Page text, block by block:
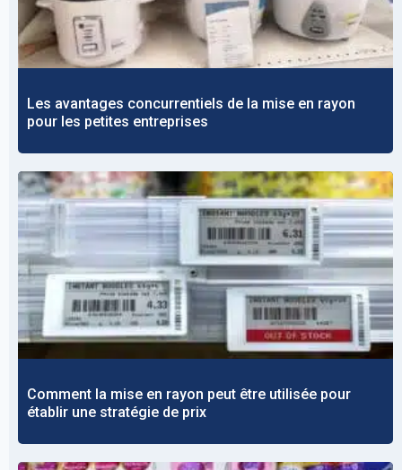
Les avantages concurrentiels de la mise en rayon
pour les petites entreprises
Comment la mise en rayon peut être utilisée pour
établir une stratégie de prix